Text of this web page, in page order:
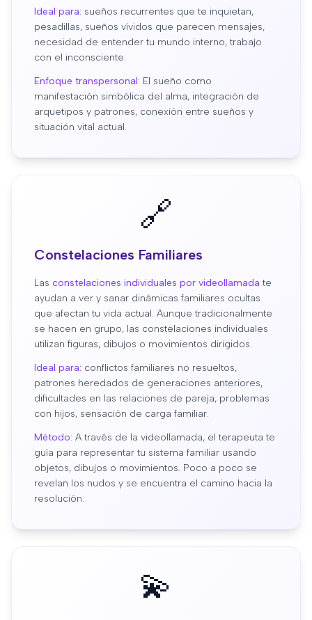
Ideal para: sueños recurrentes que te inquietan,
pesadillas, sueños vívidos que parecen mensajes,
necesidad de entender tu mundo interno, trabajo
con el inconsciente.
Enfoque transpersonal: El sueño como
manifestación simbólica del alma, integración de
arquetipos y patrones, conexión entre sueños y
situación vital actual.
🔗
Constelaciones Familiares
Las constelaciones individuales por videollamada te
ayudan a ver y sanar dinámicas familiares ocultas
que afectan tu vida actual. Aunque tradicionalmente
se hacen en grupo, las constelaciones individuales
utilizan figuras, dibujos o movimientos dirigidos.
Ideal para: conflictos familiares no resueltos,
patrones heredados de generaciones anteriores,
dificultades en las relaciones de pareja, problemas
con hijos, sensación de carga familiar.
Método: A través de la videollamada, el terapeuta te
guía para representar tu sistema familiar usando
objetos, dibujos o movimientos. Poco a poco se
revelan los nudos y se encuentra el camino hacia la
resolución.
💫